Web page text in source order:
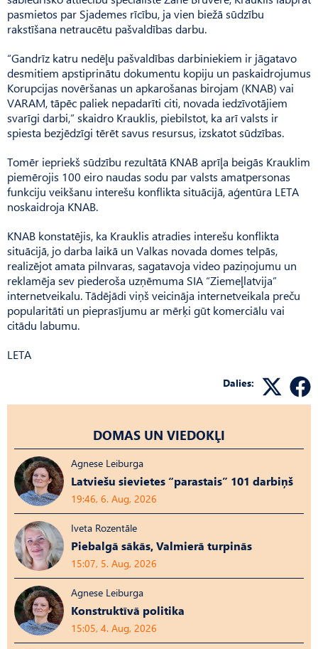
pasmietos par Sjademes rīcību, ja vien biežā sūdzību
rakstīšana netraucētu pašvaldības darbu.
“Gandrīz katru nedēļu pašvaldības darbiniekiem ir jāgatavo
desmitiem apstiprinātu dokumentu kopiju un paskaidrojumus
Korupcijas novēršanas un apkarošanas birojam (KNAB) vai
VARAM, tāpēc paliek nepadarīti citi, novada iedzīvotājiem
svarīgi darbi,” skaidro Krauklis, piebilstot, ka arī valsts ir
spiesta bezjēdzīgi tērēt savus resursus, izskatot sūdzības.
Tomēr iepriekš sūdzību rezultātā KNAB aprīļa beigās Krauklim
piemērojis 100 eiro naudas sodu par valsts amatpersonas
funkciju veikšanu interešu konflikta situācijā, aģentūra LETA
noskaidroja KNAB.
KNAB konstatējis, ka Krauklis atradies interešu konflikta
situācijā, jo darba laikā un Valkas novada domes telpās,
realizējot amata pilnvaras, sagatavoja video paziņojumu un
reklamēja sev piederoša uzņēmuma SIA “Ziemeļlatvija”
internetveikalu. Tādējādi viņš veicināja internetveikala preču
popularitāti un pieprasījumu ar mērķi gūt komerciālu vai
citādu labumu.
LETA
Dalies:
DOMAS UN VIEDOKĻI
Agnese Leiburga
Latviešu sievietes “parastais” 101 darbiņš
19:46, 6. Aug, 2026
Iveta Rozentāle
Piebalgā sākās, Valmierā turpinās
15:07, 5. Aug, 2026
Agnese Leiburga
Konstruktīvā politika
15:05, 4. Aug, 2026